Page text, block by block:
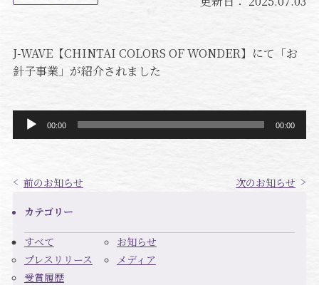
J-WAVE【CHINTAI COLORS OF WONDER】にて「お
針子事業」が紹介されました
声
ー
ヤ
00:00 00:00
前のお知らせ 次のお知らせ
カテゴリー
すべて
お知らせ
プレスリリース
メディア
受賞履歴